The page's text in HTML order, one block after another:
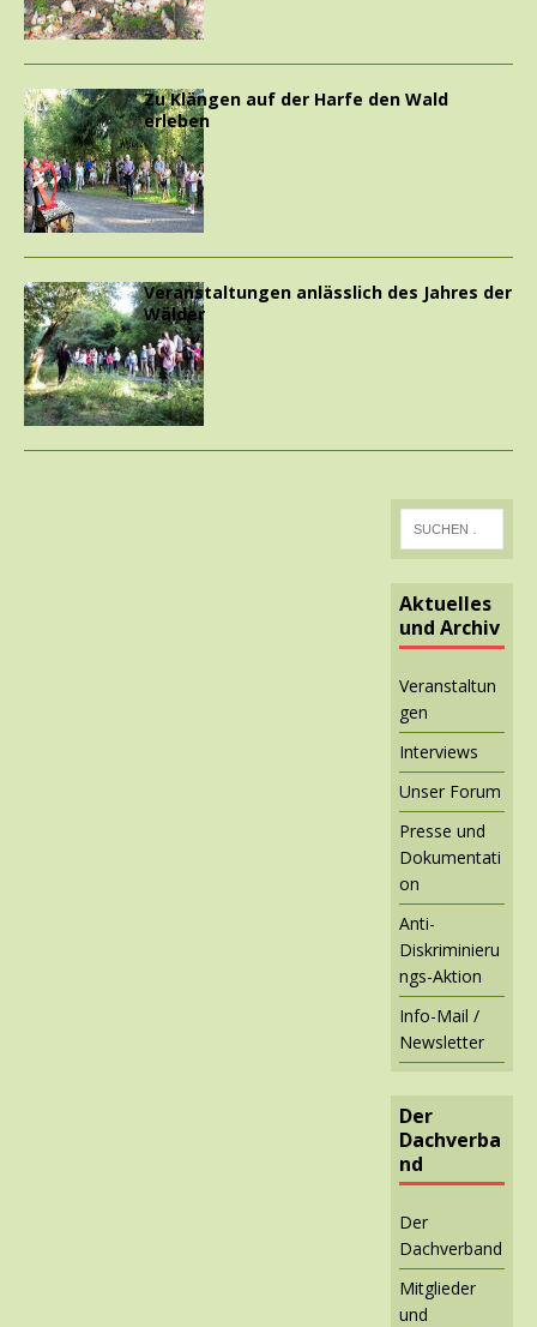
Zu Klängen auf der Harfe den Wald
erleben
Veranstaltungen anlässlich des Jahres der
Wälder
Aktuelles
und Archiv
Veranstaltun
gen
Interviews
Unser Forum
Presse und
Dokumentati
on
Anti-
Diskriminieru
ngs-Aktion
Info-Mail /
Newsletter
Der
Dachverba
nd
Der
Dachverband
Mitglieder
und